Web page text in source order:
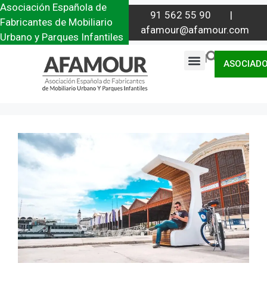
Asociación Española de
Fabricantes de Mobiliario
Urbano y Parques Infantiles
91 562 55 90 |
afamour@afamour.com
|